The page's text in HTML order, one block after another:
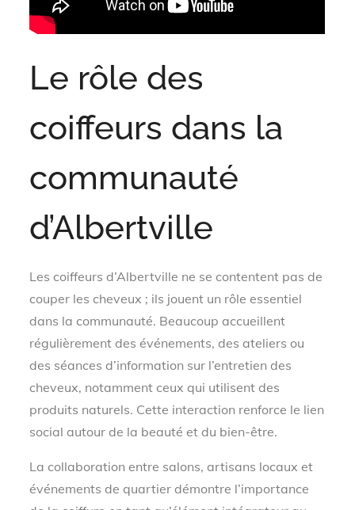
Le rôle des
coiffeurs dans la
communauté
d’Albertville
Les coiffeurs d’Albertville ne se contentent pas de
couper les cheveux ; ils jouent un rôle essentiel
dans la communauté. Beaucoup accueillent
régulièrement des événements, des ateliers ou
des séances d’information sur l’entretien des
cheveux, notamment ceux qui utilisent des
produits naturels. Cette interaction renforce le lien
social autour de la beauté et du bien-être.
La collaboration entre salons, artisans locaux et
événements de quartier démontre l’importance